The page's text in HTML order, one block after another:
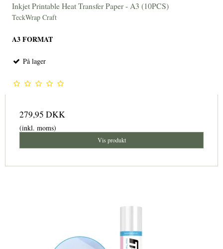
Inkjet Printable Heat Transfer Paper - A3 (10PCS)
TeckWrap Craft
A3 FORMAT
På lager
279,95 DKK
(inkl. moms)
Vis produkt